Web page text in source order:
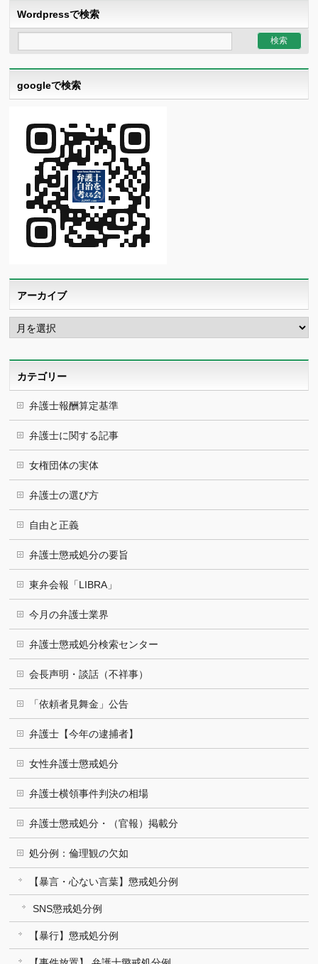
Wordpressで検索
googleで検索
アーカイブ
ア
ー
カ
カテゴリー
弁護士報酬算定基準
弁護士に関する記事
女権団体の実体
弁護士の選び方
自由と正義
弁護士懲戒処分の要旨
東弁会報「LIBRA」
今月の弁護士業界
弁護士懲戒処分検索センター
会長声明・談話（不祥事）
「依頼者見舞金」公告
弁護士【今年の逮捕者】
女性弁護士懲戒処分
弁護士横領事件判決の相場
弁護士懲戒処分・（官報）掲載分
処分例：倫理観の欠如
【暴言・心ない言葉】懲戒処分例
SNS懲戒処分例
【暴行】懲戒処分例